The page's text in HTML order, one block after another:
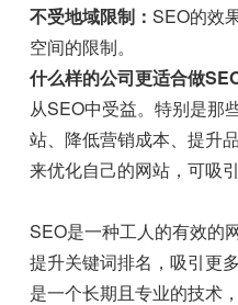
不受地域限制：SEO的效
空间的限制。
什么样的公司更适合做
从SEO中受益。特别是那
站、降低营销成本、提升
来优化自己的网站，可吸
SEO是一种工人的有效的
提升关键词排名，吸引更
是一个长期且专业的技术